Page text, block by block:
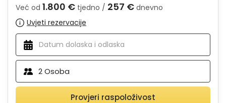
Već od 1.800 € tjedno / 257 € dnevno
Uvjeti rezervacije
2Osoba
Provjeri raspoloživost